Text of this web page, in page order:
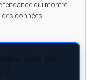
tendance qui montre
données
site de
?